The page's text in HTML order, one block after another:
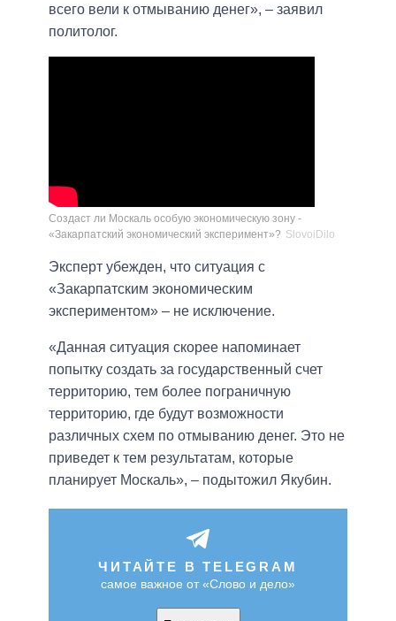
всего вели к отмыванию денег», – заявил
политолог.
Создаст ли Москаль особую экономическую зону -
«Закарпатский экономический эксперимент»? SlovoiDilo
Эксперт убежден, что ситуация с
«Закарпатским экономическим
экспериментом» – не исключение.
«Данная ситуация скорее напоминает
попытку создать за государственный счет
территорию, тем более пограничную
территорию, где будут возможности
различных схем по отмыванию денег. Это не
приведет к тем результатам, которые
планирует Москаль», – подытожил Якубин.
ЧИТАЙТЕ В TELEGRAM
самое важное от «Слово и дело»